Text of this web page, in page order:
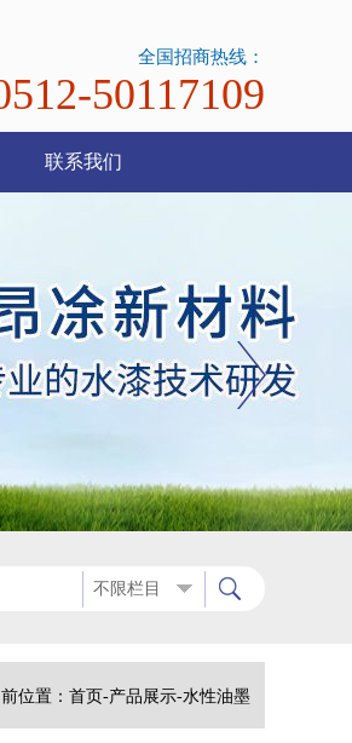
全国招商热线：
50117109
联系我们
不限栏目
位置： 首页-产品展示-水性油墨